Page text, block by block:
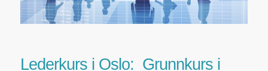
Lederkurs i Oslo: Grunnkurs i